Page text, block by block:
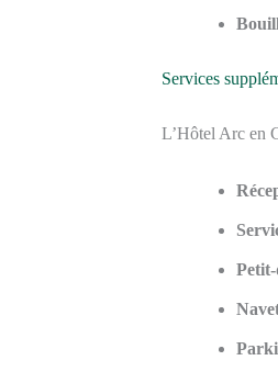
Services
L’Hôtel Arc en